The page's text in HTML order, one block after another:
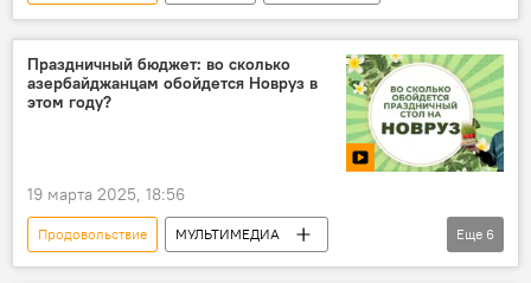
Праздничный бюджет: во сколько
азербайджанцам обойдется Новруз в
этом году?
19 марта 2025, 18:56
Продовольствие
МУЛЬТИМЕДИА
Азербайджан
Праздник
Общество
Еще 6